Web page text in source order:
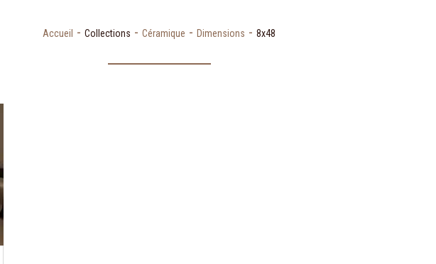
Accueil - Collections - Céramique - Dimensions - 8x48